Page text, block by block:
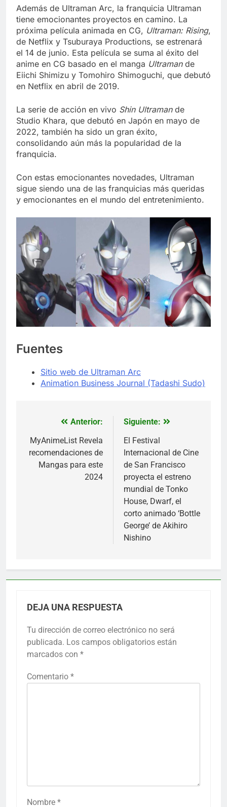
Además de Ultraman Arc, la franquicia Ultraman
tiene emocionantes proyectos en camino. La
próxima película animada en CG, Ultraman: Rising,
de Netflix y Tsuburaya Productions, se estrenará
el 14 de junio. Esta película se suma al éxito del
anime en CG basado en el manga Ultramande
Eiichi Shimizu y Tomohiro Shimoguchi, que debutó
en Netflix en abril de 2019.
La serie de acción en vivo Shin Ultramande
Studio Khara, que debutó en Japón en mayo de
2022, también ha sido un gran éxito,
consolidando aún más la popularidad de la
franquicia.
Con estas emocionantes novedades, Ultraman
sigue siendo una de las franquicias más queridas
y emocionantes en el mundo del entretenimiento.
Fuentes
Sitio web de Ultraman Arc
Animation Business Journal (Tadashi Sudo)
Navegación
de
entradas
Anterior:
MyAnimeList Revela
recomendaciones de
Mangas para este
2024
Siguiente:
El Festival
Internacional de Cine
de San Francisco
proyecta el estreno
mundial de Tonko
House, Dwarf, el
corto animado ‘Bottle
George’ de Akihiro
Nishino
DEJA UNA RESPUESTA
Tu dirección de correo electrónico no será
publicada. Los campos obligatorios están
marcados con *
Comentario *
Nombre *